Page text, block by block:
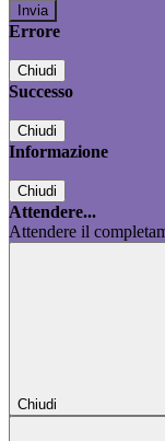
Errore
Chiudi
Successo
Chiudi
Informazione
Chiudi
Attendere...
Attendere il
Chiudi